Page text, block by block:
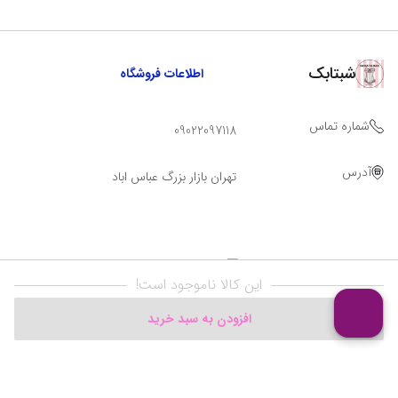
این کالا ناموجود است!
افزودن به سبد خرید
شبتابک اطلاعات فروشگاه
شماره تماس 09022097118
آدرس تهران بازار بزرگ عباس اباد